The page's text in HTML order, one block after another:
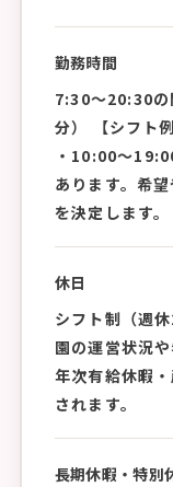
勤務時間
7:30〜20:30の
分） 【シフト
・10:00〜
あります。希
を決定します。
休日
シフト制（週
園の運営状況
年次有給休暇
されます。
長期休暇・特別